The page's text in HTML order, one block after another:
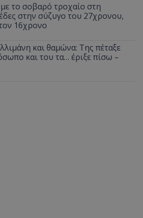
με το σοβαρό τροχαίο στη
στην σύζυγο του 27χρονου,
16χρονο
και θαμώνα: Της πέταξε
και του τα… έριξε πίσω –